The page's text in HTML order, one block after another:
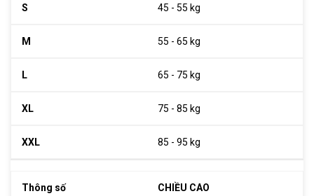
45 - 55 kg
55 - 65 kg
65 - 75 kg
75 - 85 kg
85 - 95 kg
CHIỀU CAO